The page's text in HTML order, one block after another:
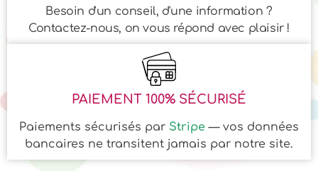
Besoin d'un conseil, d'une information ?
Contactez-nous, on vous répond avec plaisir !
PAIEMENT 100% SÉCURISÉ
Paiements sécurisés par Stripe — vos données
bancaires ne transitent jamais par notre site.